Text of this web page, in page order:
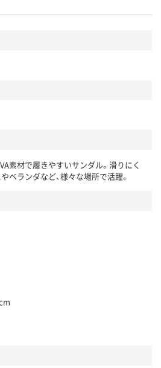
素材で履きやすいサンダル。滑りにく
ベランダなど、様々な場所で活躍。